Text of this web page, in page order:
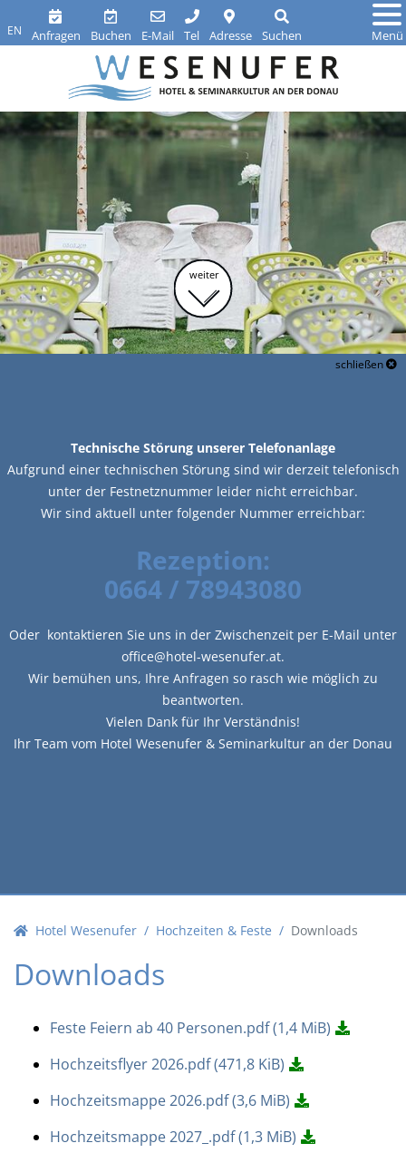
EN Anfragen Buchen E-Mail Tel Adresse Suchen Menü
weiter
schließen
Technische Störung unserer Telefonanlage
Aufgrund einer technischen Störung sind wir derzeit telefonisch
unter der Festnetznummer leider nicht erreichbar.
Wir sind aktuell unter folgender Nummer erreichbar:
Rezeption:
0664 / 78943080
Oder kontaktieren Sie uns in der Zwischenzeit per E-Mail unter
office@hotel-wesenufer.at.
Wir bemühen uns, Ihre Anfragen so rasch wie möglich zu
beantworten.
Vielen Dank für Ihr Verständnis!
Ihr Team vom Hotel Wesenufer & Seminarkultur an der Donau
Hotel Wesenufer Hochzeiten & Feste Downloads
Downloads
Feste Feiern ab 40 Personen.pdf(1,4 MiB)
Hochzeitsflyer 2026.pdf(471,8 KiB)
Hochzeitsmappe 2026.pdf(3,6 MiB)
Hochzeitsmappe 2027_.pdf(1,3 MiB)